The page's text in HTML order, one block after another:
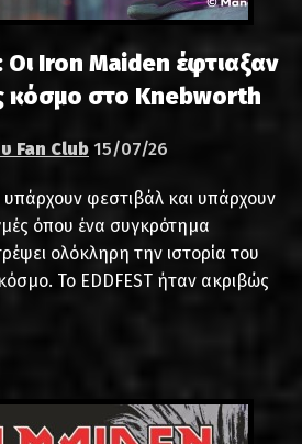
Οι Iron Maiden έφτιαξαν
κόσμο στο Knebworth
Fan Club 15/07/26
φεστιβάλ και υπάρχουν
όπου ένα συγκρότημα
ολόκληρη την ιστορία του
Το EDDFEST ήταν ακριβώς